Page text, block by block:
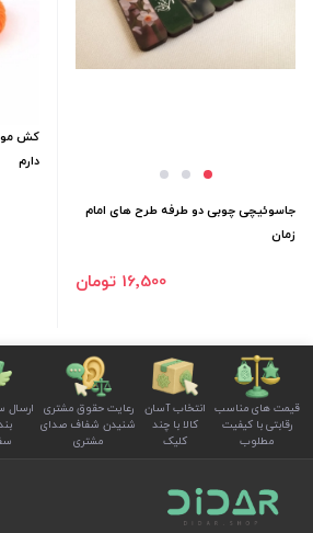
جاسوئیچی چوبی دو طرفه طرح های امام
زمان
16٬500 تومان
کش مو
دارم
قیمت های مناسب
رقابتی با کیفیت
مطلوب
انتخاب آسان
کالا با چند
کلیک
رعایت حقوق مشتری
شنیدن شفاف صدای
مشتری
ارسال